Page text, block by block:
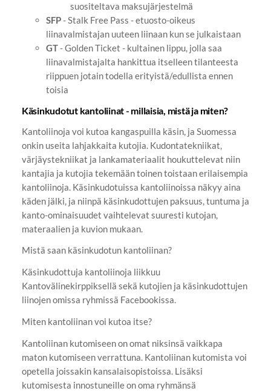
suositeltava maksujärjestelmä
SFP- Stalk Free Pass - etuosto-oikeus
liinavalmistajan uuteen liinaan kun se julkaistaan
GT- Golden Ticket - kultainen lippu, jolla saa
liinavalmistajalta hankittua itselleen tilanteesta
riippuen jotain todella erityistä/edullista ennen
toisia
Käsinkudotut kantoliinat - millaisia, mistä ja miten?
Kantoliinoja voi kutoa kangaspuilla käsin, ja Suomessa
onkin useita lahjakkaita kutojia. Kudontatekniikat,
värjäystekniikat ja lankamateriaalit houkuttelevat niin
kantajia ja kutojia tekemään toinen toistaan erilaisempia
kantoliinoja. Käsinkudotuissa kantoliinoissa näkyy aina
käden jälki, ja niinpä käsinkudottujen paksuus, tuntuma ja
kanto-ominaisuudet vaihtelevat suuresti kutojan,
materaalien ja kuvion mukaan.
Mistä saan käsinkudotun kantoliinan?
Käsinkudottuja kantoliinoja liikkuu
Kantovälinekirppiksellä sekä kutojien ja käsinkudottujen
liinojen omissa ryhmissä Facebookissa.
Miten kantoliinan voi kutoa itse?
Kantoliinan kutomiseen on omat niksinsä vaikkapa
maton kutomiseen verrattuna. Kantoliinan kutomista voi
opetella joissakin kansalaisopistoissa. Lisäksi
kutomisesta innostuneille on oma ryhmänsä